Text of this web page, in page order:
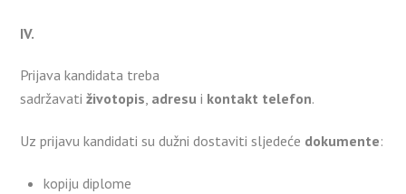
IV.
Prijava kandidata treba
sadržavatiživotopis, adresu i kontakt telefon.
Uz prijavu kandidati su dužni dostaviti sljedeće dokumente:
kopiju diplome